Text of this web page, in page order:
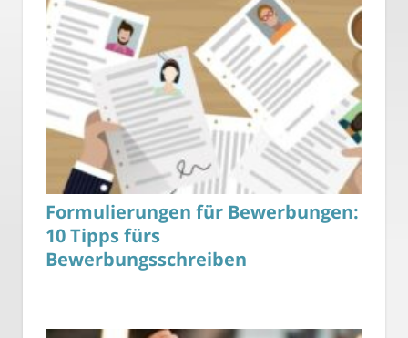
Formulierungen für Bewerbungen:
10 Tipps fürs
Bewerbungsschreiben